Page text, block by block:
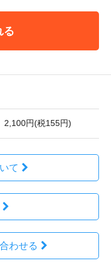
る
2,100円(税155円)
て
わせる